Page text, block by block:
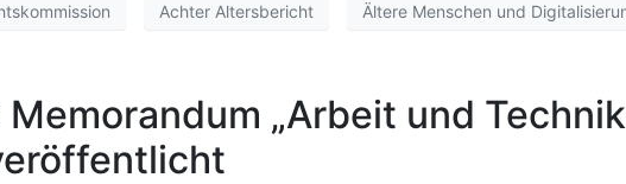
Achter Altersbericht Ältere Menschen und
„Arbeit und